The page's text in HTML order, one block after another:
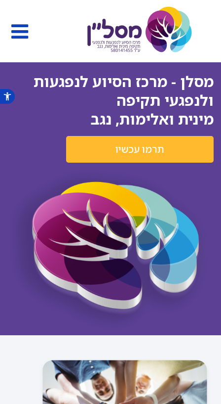
מסלן - מרכז הסיוע לנפגעות
ולנפגעי תקיפה
מינית ואלימות, נגב
תרמו עכשיו